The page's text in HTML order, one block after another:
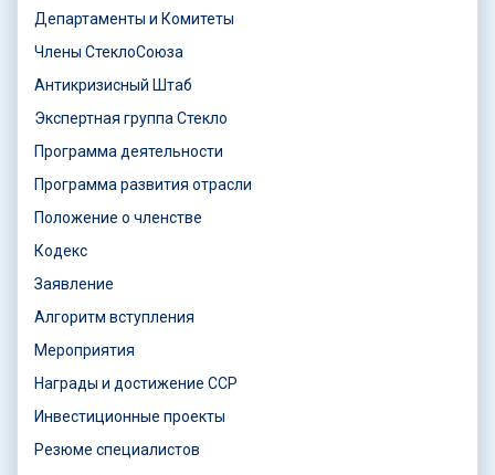
Департаменты и Комитеты
Члены СтеклоСоюза
Антикризисный Штаб
Экспертная группа Стекло
Программа деятельности
Программа развития отрасли
Положение о членстве
Кодекс
Заявление
Алгоритм вступления
Мероприятия
Награды и достижение ССР
Инвестиционные проекты
Резюме специалистов